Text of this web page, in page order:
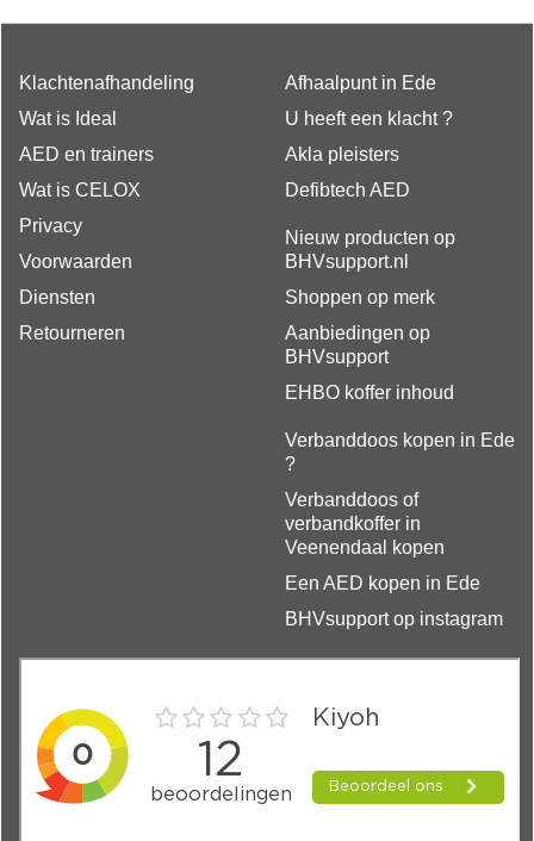
Klachtenafhandeling
Wat is Ideal
AED en trainers
Wat is CELOX
Privacy
Voorwaarden
Diensten
Retourneren
Afhaalpunt in Ede
U heeft een klacht ?
Akla pleisters
Defibtech AED
Nieuw producten op
BHVsupport.nl
Shoppen op merk
Aanbiedingen op
BHVsupport
EHBO koffer inhoud
Verbanddoos kopen in Ede
?
Verbanddoos of
verbandkoffer in
Veenendaal kopen
Een AED kopen in Ede
BHVsupport op instagram